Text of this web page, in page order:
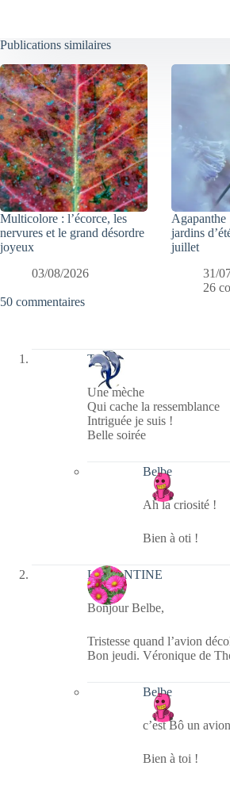
Publications similaires
Multicolore : l’écorce, les
nervures et le grand désordre
joyeux
03/08/2026
Agapanthe
jardins
juillet
31/
26
50 commentaires
Tanira
Une mèche
Qui cache la ressemblance
Intriguée je suis !
Belle soirée
Belbe
Ah la criosité !
Bien à oti !
LEMANTINE
Bonjour Belbe,
Tristesse quand l’avion
Bon jeudi. Véronique de
Belbe
c’est Bô un
Bien à toi !